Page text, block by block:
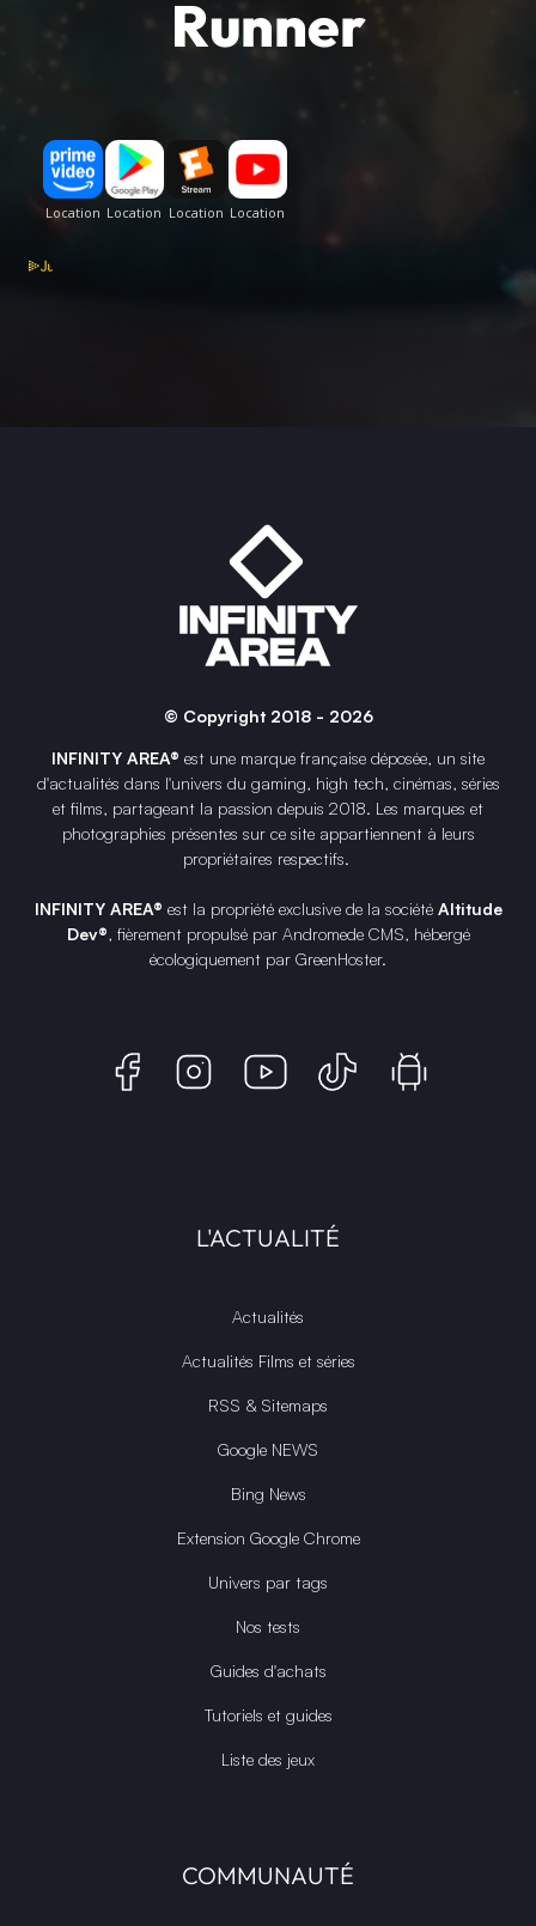
Runner
© Copyright 2018 - 2026
INFINITY AREA® est une marque française déposée, un site
d'actualités dans l'univers du gaming, high tech, cinémas, séries
et films, partageant la passion depuis 2018. Les marques et
photographies présentes sur ce site appartiennent à leurs
propriétaires respectifs.
INFINITY AREA® est la propriété exclusive de la société Altitude
Dev®, fièrement propulsé par Andromede CMS, hébergé
écologiquement par GreenHoster.
L'ACTUALITÉ
Actualités
Actualités Films et séries
RSS & Sitemaps
Google NEWS
Bing News
Extension Google Chrome
Univers par tags
Nos tests
Guides d'achats
Tutoriels et guides
Liste des jeux
COMMUNAUTÉ